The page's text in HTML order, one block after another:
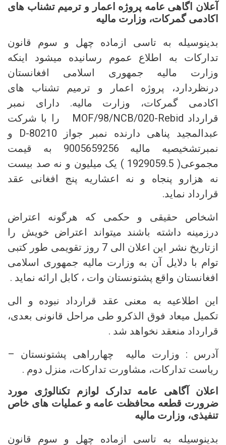
آعلان اگاهی عامه پروژه اعمار و ترمیم تشناب های
اکادمی گمرکات، وزارت مالیه
بدینوسیله به تاسی ازماده چهل و سوم قانون
تدارکات به اطلاع عموم رسانیده میشود اینکه
وزارت مالیه جمهوری اسلامی افغانستان
درنظردارد، پروژه اعمار و ترمیم تشناب های
اکادمی گمرکات، وزارت مالیه. دارای نمبر
قرارداد MOF/98/NCB/020-Rebid را با شرکت
عبدالمجید پناهی دارنده نمبر جواز D-80210 و
نمبرتشخیصیه مالیه 9005659256 به قیمت
مجموعی( 1929059.5 ) یک میلیون و نه صد بیست
نه هزارو پنجاه و نه اعشاریه پنج افغانی عقد
قرارداد نماید.
اشخاص حقیقی و حکمی که هرگونه اعتراض
درزمینه داشته باشند میتواند اعتراض خویش را
ازتاریخ نشر این اعلان الی 7 روز تقویمی طور کتبی
توام با دلایل آن به وزارت مالیه جمهوری اسلامی
افغانستان واقع پشتونستان وات ، کابل ارائه نماید .
این اطلاعیه به معنی عقد قرارداد نبوده و الی
تکمیل میعاد فوق الذکرو طی مراحل قانونی بعدی،
قرارداد منعقد نخواهد شد .
آدرس : وزارت مالیه چهارراهی پشتونستان –
ریاست تدارکات، مشاورت تدارکات، منزل دوم .
اعلان آگاهی عامه تدارک لوازم تکنالوژی مورد
ضرورت قطعه محافظت عامه و عملیات های خاص
تنفیذی، وزارت مالیه
بدینوسیله به تاسی ازماده چهل و سوم قانون